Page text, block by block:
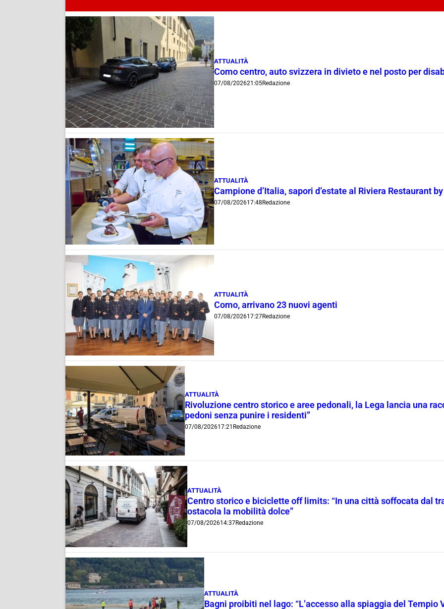
ATTUALITÀ
Como centro, auto svizzera in divieto e nel posto per
07/08/202621:05Redazione
ATTUALITÀ
Campione d’Italia, sapori d’estate al Riviera Restaurant
07/08/202617:48Redazione
ATTUALITÀ
Como, arrivano 23 nuovi agenti
07/08/202617:27Redazione
ATTUALITÀ
Rivoluzione centro storico e aree pedonali, la Lega lancia una
pedoni senza punire i residenti”
07/08/202617:21 Redazione
ATTUALITÀ
Centro storico e biciclette off limits: “In una città soffocata dal
ostacola la mobilità dolce”
07/08/202614:37Redazione
ATTUALITÀ
Bagni proibiti nel lago: “L’accesso alla spiaggia del